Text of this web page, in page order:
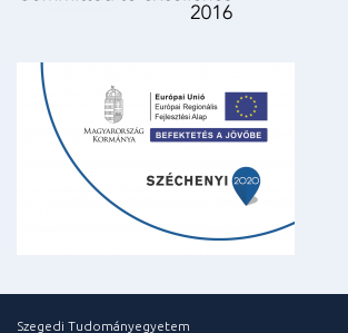
Szegedi Tudományegyetem